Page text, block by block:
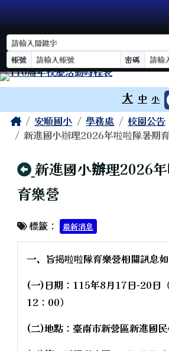
跳至主內容區
臺南市安順國小
導覽列
帳號
密碼
大 中 小
主內容區域
Home安順國小 學務處
校園公告
新進國小辦理2026年啦啦隊暑期
回上頁
新進國小辦理2026
育樂營
標籤： 最新消息
一、旨揭啦啦隊育樂營相關訊息如
(一)日期：115年8月17日-20日
12：00）
(二)地點：臺南市新營區新進國
頁尾區域